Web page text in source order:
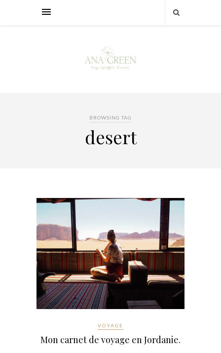
BROWSING TAG
desert
VOYAGE
Mon carnet de voyage en Jordanie.